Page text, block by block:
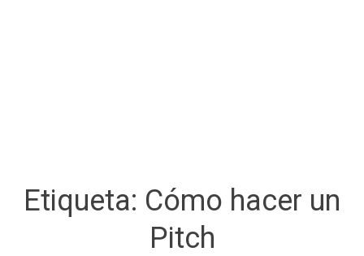
Etiqueta: Cómo hacer un
Pitch